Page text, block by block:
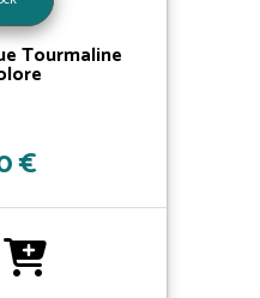
Tourmaline
€